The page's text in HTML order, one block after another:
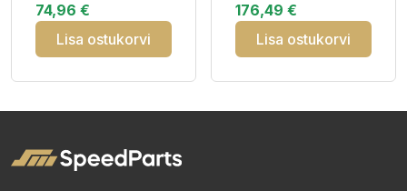
74,96 €
Lisa ostukorvi
176,49 €
Lisa ostukorvi